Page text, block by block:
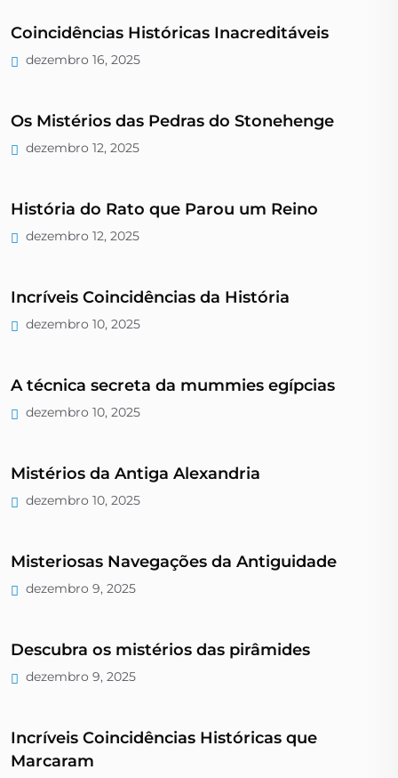
Coincidências Históricas Inacreditáveis
dezembro 16, 2025
Os Mistérios das Pedras do Stonehenge
dezembro 12, 2025
História do Rato que Parou um Reino
dezembro 12, 2025
Incríveis Coincidências da História
dezembro 10, 2025
A técnica secreta da mummies egípcias
dezembro 10, 2025
Mistérios da Antiga Alexandria
dezembro 10, 2025
Misteriosas Navegações da Antiguidade
dezembro 9, 2025
Descubra os mistérios das pirâmides
dezembro 9, 2025
Incríveis Coincidências Históricas que
Marcaram